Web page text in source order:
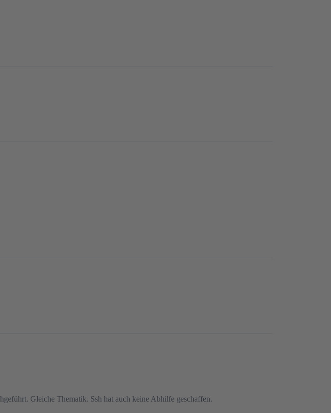
Gleiche Thematik. Ssh hat auch keine Abhilfe geschaffen.